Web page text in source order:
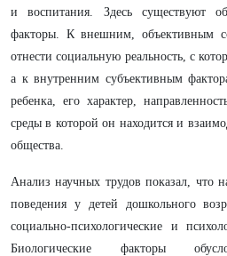
и воспитания. Здесь существуют
факторы. К внешним, объективным
отнести социальную реальность, с
а к внутренним субъективным
ребенка, его характер,
среды в которой он находится и
общества.
Анализ научных трудов показал, что
поведения у детей дошкольного
социально-психологические и
Биологические факторы